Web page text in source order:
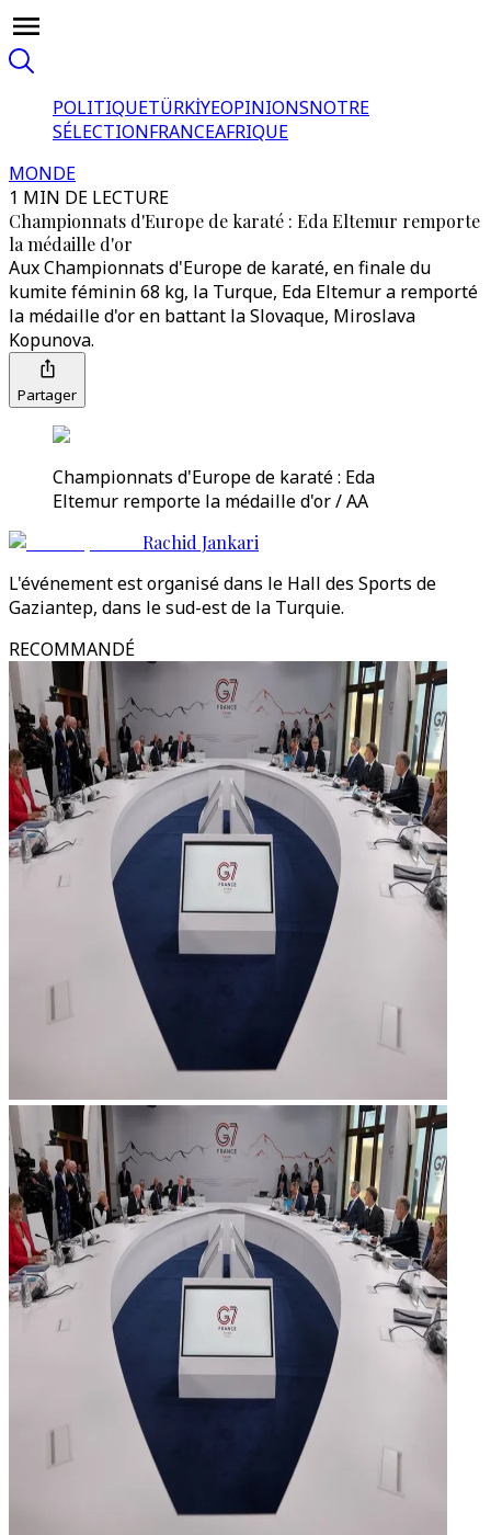
POLITIQUETÜRKİYEOPINIONSNOTRE
SÉLECTIONFRANCEAFRIQUE
MONDE
1 MIN DE LECTURE
Championnats d'Europe de karaté : Eda Eltemur remporte
la médaille d'or
Aux Championnats d'Europe de karaté, en finale du
kumite féminin 68 kg, la Turque, Eda Eltemur a remporté
la médaille d'or en battant la Slovaque, Miroslava
Kopunova.
Partager
Championnats d'Europe de karaté : Eda
Eltemur remporte la médaille d'or / AA
Rachid Jankari
L'événement est organisé dans le Hall des Sports de
Gaziantep, dans le sud-est de la Turquie.
RECOMMANDÉ